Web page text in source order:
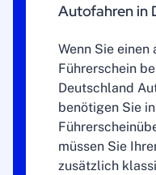
Autofahren in
Wenn Sie einen
Führerschein
Deutschland
benötigen Sie
müssen Sie
zusätzlich